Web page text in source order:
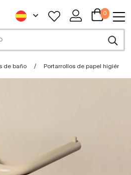
0
de baño Portarrollos de papel higiénico